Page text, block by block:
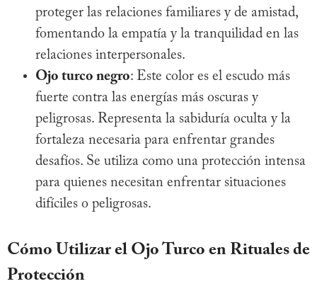
proteger las relaciones familiares y de amistad,
fomentando la empatía y la tranquilidad en las
relaciones interpersonales.
Ojo turco negro: Este color es el escudo más
fuerte contra las energías más oscuras y
peligrosas. Representa la sabiduría oculta y la
fortaleza necesaria para enfrentar grandes
desafíos. Se utiliza como una protección intensa
para quienes necesitan enfrentar situaciones
difíciles o peligrosas.
Cómo Utilizar el Ojo Turco en Rituales de
Protección